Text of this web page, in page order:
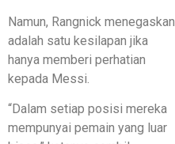
Namun, Rangnick menegaskan
adalah satu kesilapan jika
hanya memberi perhatian
kepada Messi.
“Dalam setiap posisi mereka
mempunyai pemain yang luar